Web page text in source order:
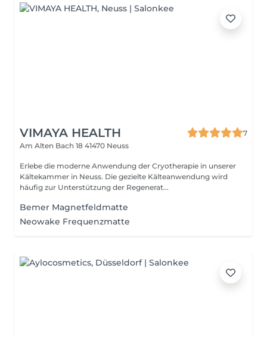
VIMAYA HEALTH
7
Am Alten Bach 18 41470 Neuss
Erlebe die moderne Anwendung der Cryotherapie in unserer
Kältekammer in Neuss. Die gezielte Kälteanwendung wird
häufig zur Unterstützung der Regenerat...
Bemer Magnetfeldmatte
Neowake Frequenzmatte